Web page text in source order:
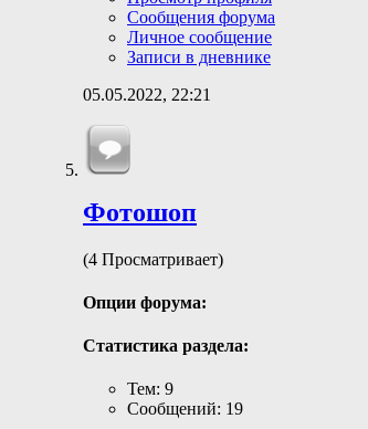
Сообщения форума
Личное сообщение
Записи в дневнике
05.05.2022, 22:21
Фотошоп
(4 Просматривает)
Опции форума:
Статистика раздела:
Тем: 9
Сообщений: 19